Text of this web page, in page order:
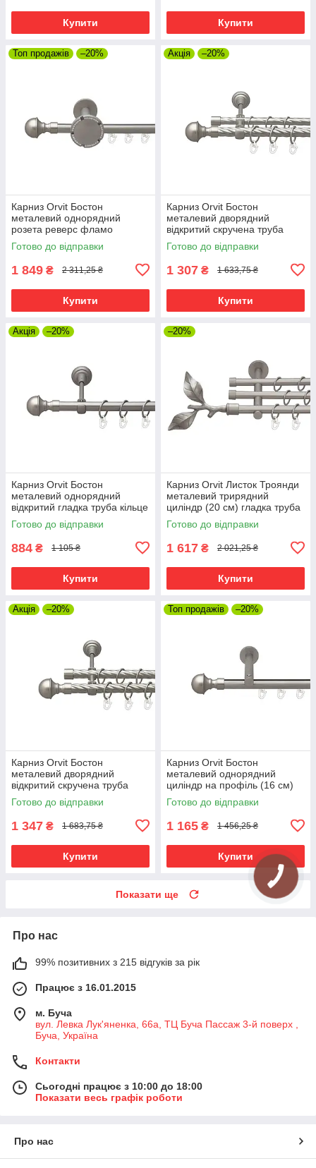
Купити Купити
Топ продажів –20%
Карниз Orvit Бостон
металевий однорядний
розета реверс фламо
профільна труба Сатин 19
мм 300 см (00-00015245)
Готово до відправки
1 849 ₴ 2 311,25 ₴
Купити
Акція –20%
Карниз Orvit Бостон
металевий дворядний
відкритий скручена труба
кільце металеве Сатин 19\16
мм 300 см (00-00023093)
Готово до відправки
1 307 ₴ 1 633,75 ₴
Купити
Акція –20%
Карниз Orvit Бостон
металевий однорядний
відкритий гладка труба кільце
металеве Сатин 19 мм 300
см (00-00015199)
Готово до відправки
884 ₴ 1 105 ₴
Купити
–20%
Карниз Orvit Листок Троянди
металевий трирядний
циліндр (20 см) гладка труба
кільце металеве Сатин
16\16\16 мм 300 см
Готово до відправки
1 617 ₴ 2 021,25 ₴
Купити
Акція –20%
Карниз Orvit Бостон
металевий дворядний
відкритий скручена труба
кільце металеве Сатин 19\19
мм 300 см (00-00023193)
Готово до відправки
1 347 ₴ 1 683,75 ₴
Купити
Топ продажів –20%
Карниз Orvit Бостон
металевий однорядний
циліндр на профіль (16 см)
профільна труба Сатин 19
мм 300 см (00-00015083)
Готово до відправки
1 165 ₴ 1 456,25 ₴
Купити
Показати ще
Про нас
99% позитивних з 215 відгуків за рік
Працює з 16.01.2015
м. Буча
вул. Левка Лук'яненка, 66а, ТЦ Буча Пассаж 3-й поверх ,
Буча, Україна
Контакти
Сьогодні працює з 10:00 до 18:00
Показати весь графік роботи
Про нас